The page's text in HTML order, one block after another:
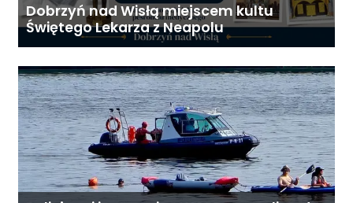
Dobrzyń nad Wisłą miejscem kultu
Świętego Lekarza z Neapolu